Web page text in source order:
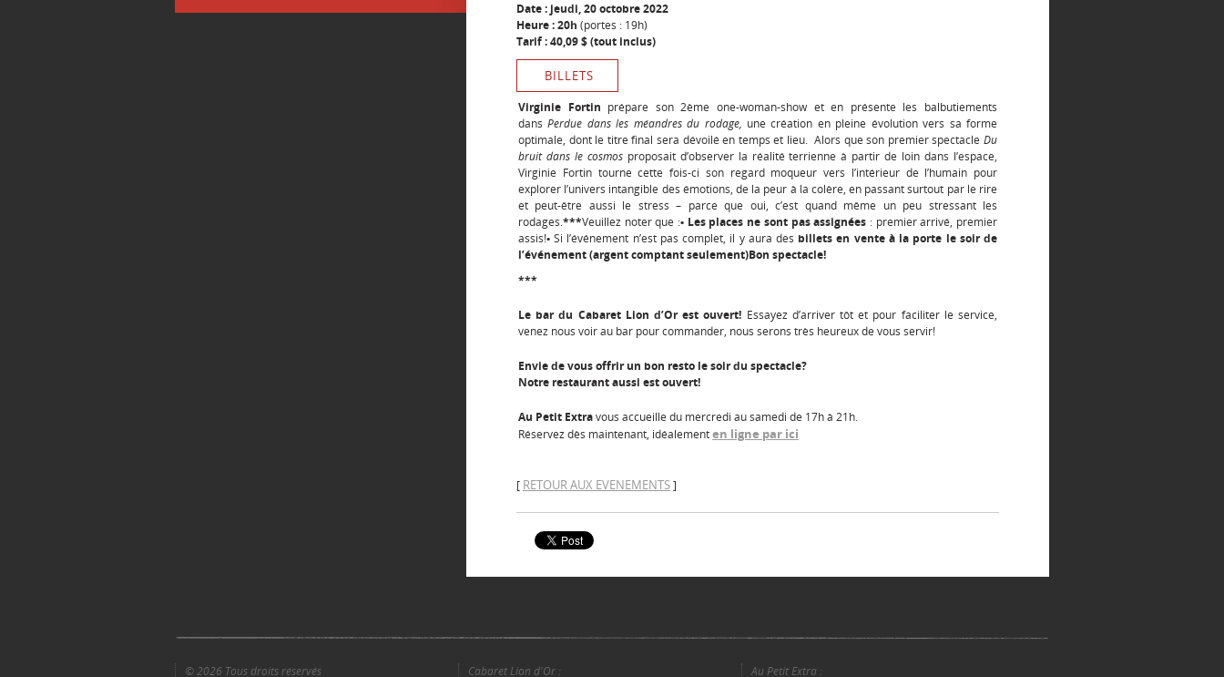
Date : jeudi, 20 octobre 2022
Heure : 20h (portes : 19h)
Tarif : 40,09 $ (tout inclus)
BILLETS
Virginie Fortin prépare son 2ème one-woman-show et en présente les balbutiements
dansPerdue dans les méandres du rodage, une création en pleine évolution vers sa forme
optimale, dont le titre final sera dévoilé en temps et lieu. Alors que son premier spectacle Du
bruit dans le cosmos proposait d’observer la réalité terrienne à partir de loin dans l’espace,
Virginie Fortin tourne cette fois-ci son regard moqueur vers l’intérieur de l’humain pour
explorer l’univers intangible des émotions, de la peur à la colère, en passant surtout par le rire
et peut-être aussi le stress – parce que oui, c’est quand même un peu stressant les
rodages.***Veuillez noter que :• Les places ne sont pas assignées : premier arrivé, premier
assis!•Si l’événement n’est pas complet, il y aura des billets en vente à la porte le soir de
l’événement (argent comptant seulement)Bon spectacle!
***
Le bar du Cabaret Lion d’Or est ouvert! Essayez d’arriver tôt et pour faciliter le service,
venez nous voir au bar pour commander, nous serons très heureux de vous servir!
Envie de vous offrir un bon resto le soir du spectacle?
Notre restaurant aussi est ouvert!
Au Petit Extravous accueille du mercredi au samedi de 17h à 21h.
Réservez dès maintenant, idéalementen ligne par ici
[ RETOUR AUX EVENEMENTS]
© 2026 Tous droits réservés Cabaret Lion d'Or : Au Petit Extra :